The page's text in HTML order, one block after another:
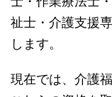
祉士・介護支援
します。
現在では、介護